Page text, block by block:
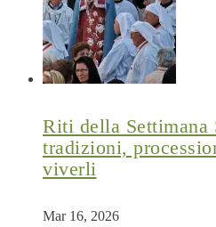
Riti della Settimana
tradizioni,
viverli
Mar 16, 2026